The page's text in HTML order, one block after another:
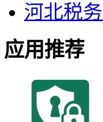
河北税务
应用推荐